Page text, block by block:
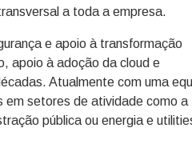
a toda a empresa.
e apoio à transformação
apoio à adoção da cloud e
Atualmente com uma
em setores de atividade como a
pública ou energia e